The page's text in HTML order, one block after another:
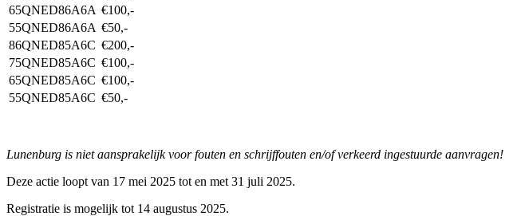
65QNED86A6A €100,-
55QNED86A6A €50,-
86QNED85A6C €200,-
75QNED85A6C €100,-
65QNED85A6C €100,-
55QNED85A6C €50,-
Lunenburg is niet aansprakelijk voor fouten en schrijffouten en/of verkeerd ingestuurde aanvragen!
Deze actie loopt van 17 mei 2025 tot en met 31 juli 2025.
Registratie is mogelijk tot 14 augustus 2025.